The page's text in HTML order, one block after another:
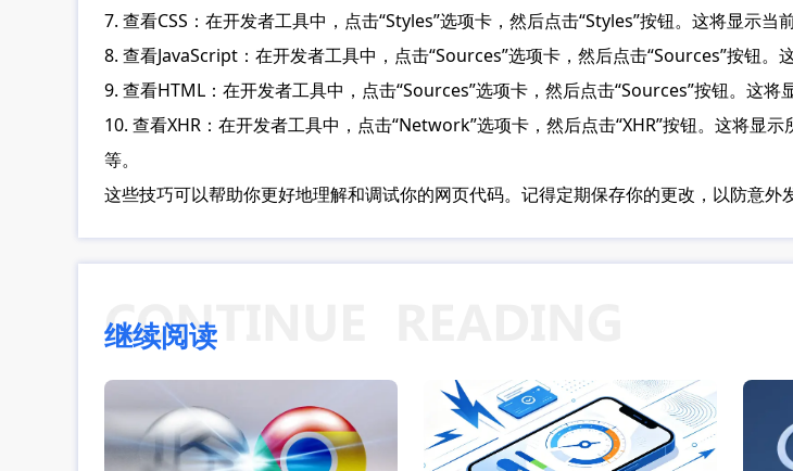
7. 查看CSS：在开发者工具中，点击“Styles”选项卡，然后点击“Styles”按钮。这将显示当
8. 查看JavaScript：在开发者工具中，点击“Sources”选项卡，然后点击“Sources”按钮。
9. 查看HTML：在开发者工具中，点击“Sources”选项卡，然后点击“Sources”按钮。这
10. 查看XHR：在开发者工具中，点击“Network”选项卡，然后点击“XHR”按钮。这将显
等。
这些技巧可以帮助你更好地理解和调试你的网页代码。记得定期保存你的更改，以防意外发
继续阅读